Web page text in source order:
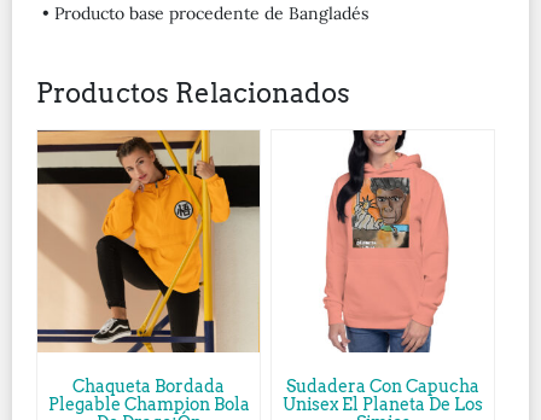
• Producto base procedente de Bangladés
Productos Relacionados
Chaqueta Bordada
Plegable Champion Bola
Sudadera Con Capucha
Unisex El Planeta De Los